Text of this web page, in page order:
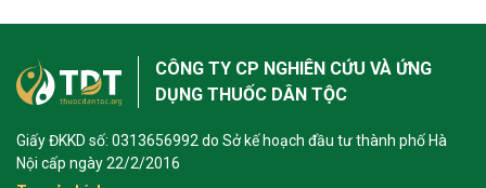
CÔNG TY CP NGHIÊN CỨU VÀ ỨNG
DỤNG THUỐC DÂN TỘC
Giấy ĐKKD số: 0313656992 do Sở kế hoạch đầu tư thành phố Hà
Nội cấp ngày 22/2/2016